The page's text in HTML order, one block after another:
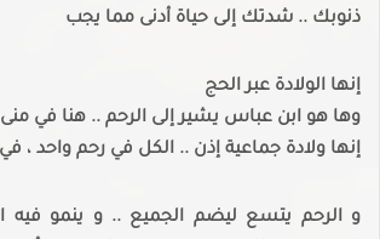
ذنوبك .. شدتك إلى حياة أدنى مما يجب
إنها الولادة عبر الحج
وها هو ابن عباس يشير إلى الرحم .. هنا في منى
إنها ولادة جماعية إذن .. الكل في رحم واحد ،
و الرحم يتسع ليضم الجميع .. و ينمو فيه